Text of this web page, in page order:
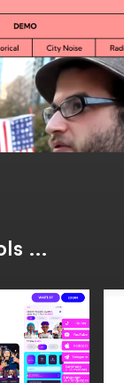
…